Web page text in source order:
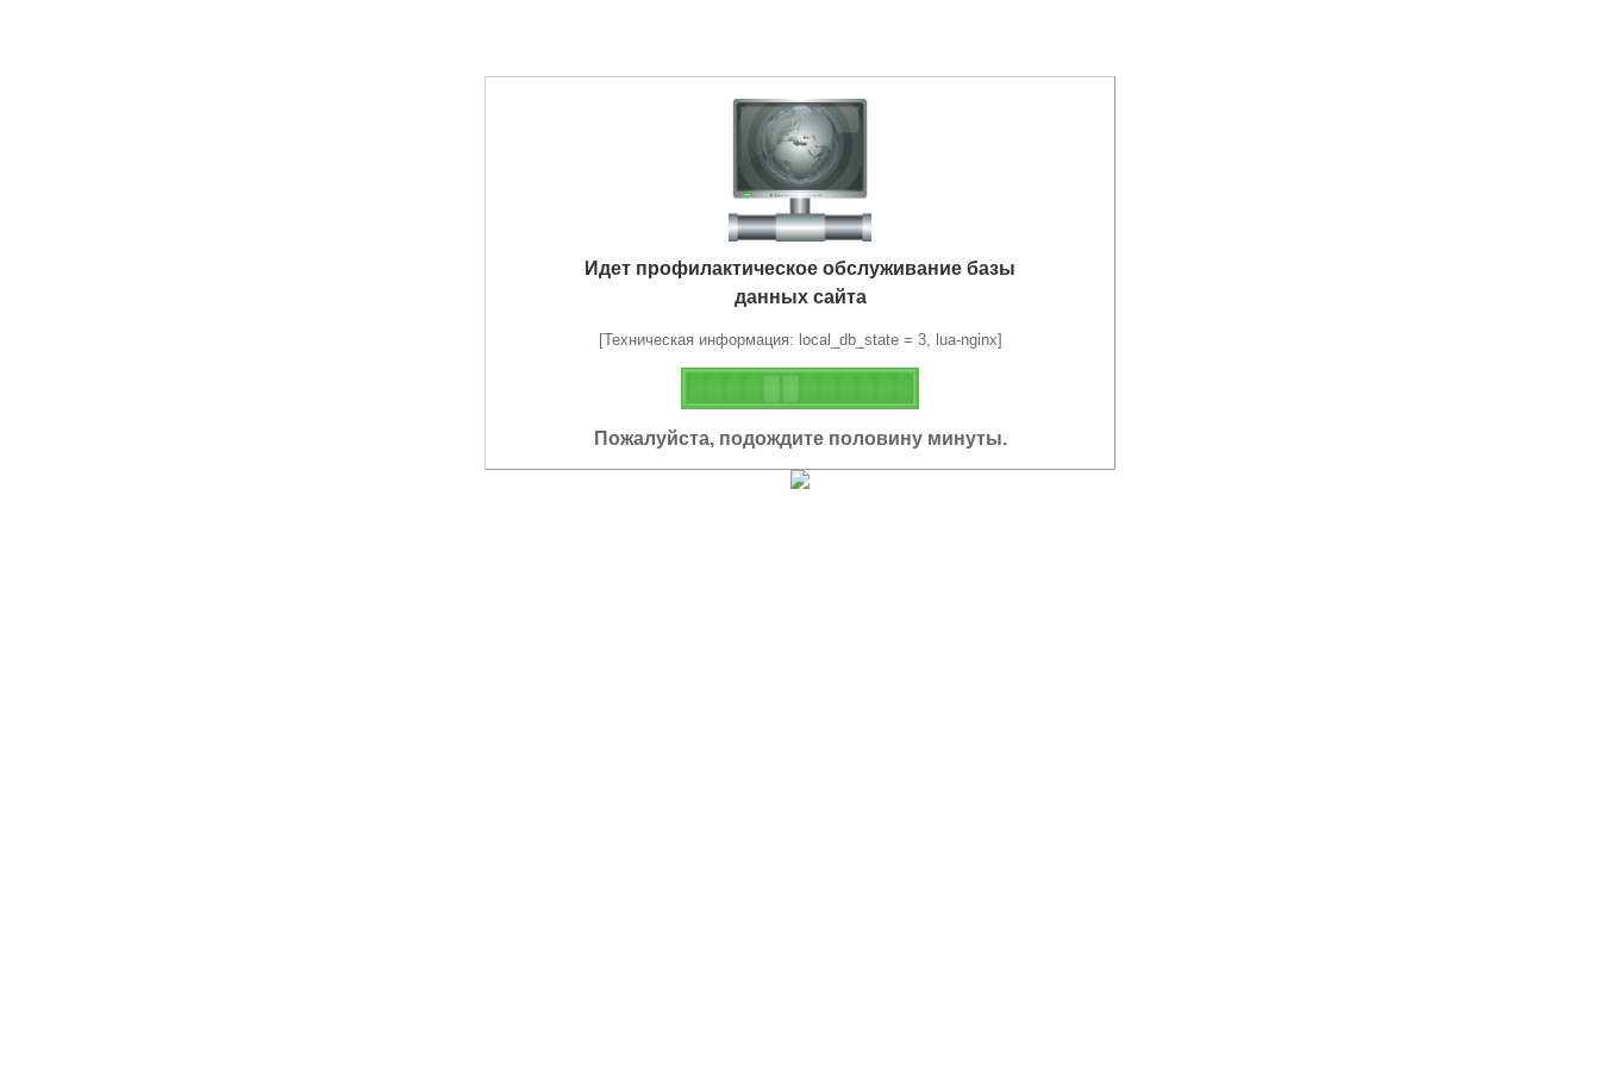
Идет профилактическое обслуживание базы
данных сайта
[Техническая информация: local_db_state = 3, lua-nginx]
Пожалуйста, подождите половину минуты.